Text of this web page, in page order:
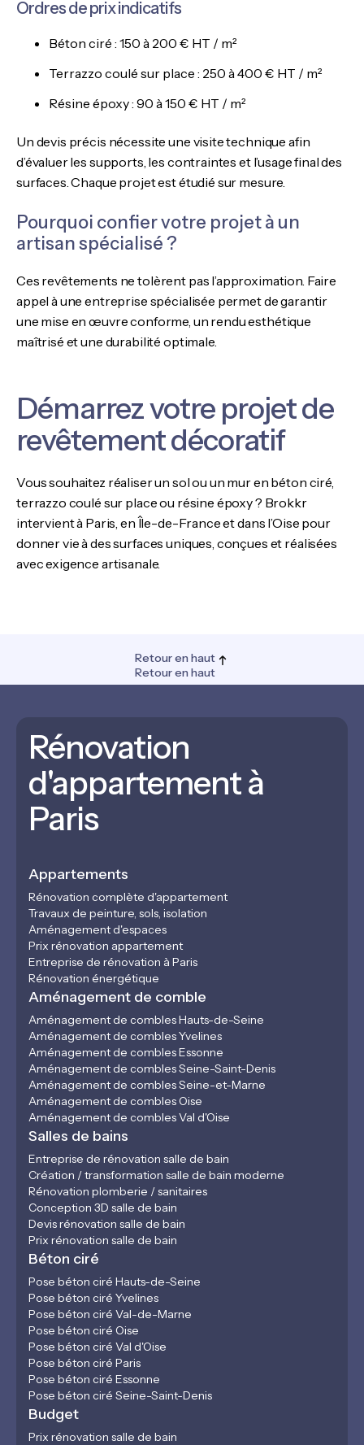
Ordres de prix indicatifs
Béton ciré : 150 à 200 € HT / m²
Terrazzo coulé sur place : 250 à 400 € HT / m²
Résine époxy : 90 à 150 € HT / m²
Un devis précis nécessite une visite technique afin
d’évaluer les supports, les contraintes et l’usage final des
surfaces. Chaque projet est étudié sur mesure.
Pourquoi confier votre projet à un
artisan spécialisé ?
Ces revêtements ne tolèrent pas l’approximation. Faire
appel à une entreprise spécialisée permet de garantir
une mise en œuvre conforme, un rendu esthétique
maîtrisé et une durabilité optimale.
Démarrez votre projet de
revêtement décoratif
Vous souhaitez réaliser un sol ou un mur en béton ciré,
terrazzo coulé sur place ou résine époxy ? Brokkr
intervient à Paris, en Île-de-France et dans l’Oise pour
donner vie à des surfaces uniques, conçues et réalisées
avec exigence artisanale.
Retour en haut
Retour en haut
Rénovation
d'appartement à
Paris
Appartements
Rénovation complète d'appartement
Travaux de peinture, sols, isolation
Aménagement d'espaces
Prix rénovation appartement
Entreprise de rénovation à Paris
Rénovation énergétique
Aménagement de comble
Aménagement de combles Hauts-de-Seine
Aménagement de combles Yvelines
Aménagement de combles Essonne
Aménagement de combles Seine-Saint-Denis
Aménagement de combles Seine-et-Marne
Aménagement de combles Oise
Aménagement de combles Val d'Oise
Salles de bains
Entreprise de rénovation salle de bain
Création / transformation salle de bain moderne
Rénovation plomberie / sanitaires
Conception 3D salle de bain
Devis rénovation salle de bain
Prix rénovation salle de bain
Béton ciré
Pose béton ciré Hauts-de-Seine
Pose béton ciré Yvelines
Pose béton ciré Val-de-Marne
Pose béton ciré Oise
Pose béton ciré Val d'Oise
Pose béton ciré Paris
Pose béton ciré Essonne
Pose béton ciré Seine-Saint-Denis
Budget
Prix rénovation salle de bain